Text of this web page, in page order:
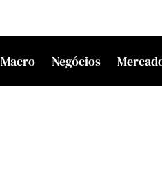
Macro Negócios